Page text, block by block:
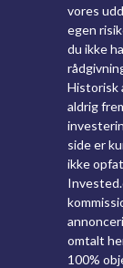
vores
egen
du ikke
Historisk
aldrig
side er
ikke
omtalt
100%